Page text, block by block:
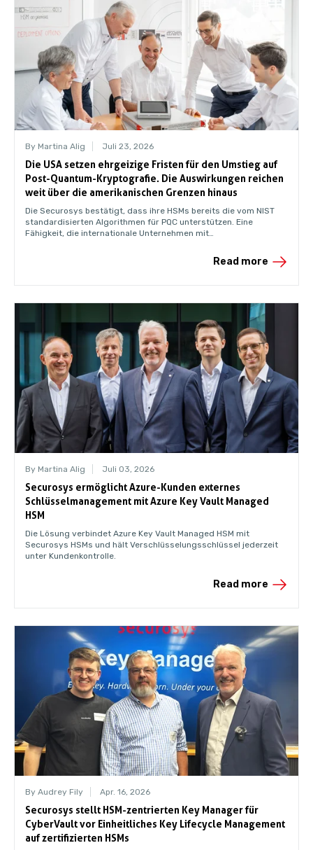
By Martina Alig Juli 23, 2026
Die USA setzen ehrgeizige Fristen für den Umstieg auf
Post-Quantum-Kryptografie. Die Auswirkungen reichen
weit über die amerikanischen Grenzen hinaus
Die Securosys bestätigt, dass ihre HSMs bereits die vom NIST
standardisierten Algorithmen für PQC unterstützen. Eine
Fähigkeit, die internationale Unternehmen mit
Read more
By Martina Alig Juli 03, 2026
Securosys ermöglicht Azure-Kunden externes
Schlüsselmanagement mit Azure Key Vault Managed
HSM
Die Lösung verbindet Azure Key Vault Managed HSM mit
Securosys HSMs und hält Verschlüsselungsschlüssel jederzeit
unter Kundenkontrolle.
Read more
By Audrey Fily Apr. 16, 2026
Securosys stellt HSM-zentrierten Key Manager für
CyberVault vor Einheitliches Key Lifecycle Management
auf zertifizierten HSMs